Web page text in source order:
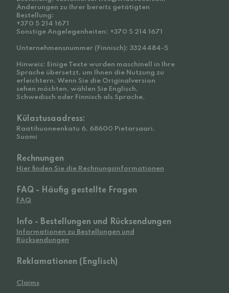
Änderungen zu Ihrer bereits getätigten
Bestellung:
+370 5 214 1671
Sonstige Angelegenheiten: +370 5 214 1671
Unternehmensnummer (Finnisch): 3324484-5
Hinweis: Einige Texte wurden maschinell in Ihre
Sprache übersetzt, um Ihnen die Nutzung zu
erleichtern. Wenn Sie die Originalversion
sehen möchten, wählen Sie Englisch,
Schwedisch oder Finnisch als Sprache.
Külastusaadress:
Raatihuoneenkatu 6, 68600 Pietarsaari,
Suomi
Rechnungen
Hier finden Sie die Rechnungsinformationen
FAQ - Häufig gestellte Fragen
FAQ
Info - Bestellungen und Rücksendungen
Informationen zu Bestellungen und
Rücksendungen
Reklamationen (Englisch)
Claims